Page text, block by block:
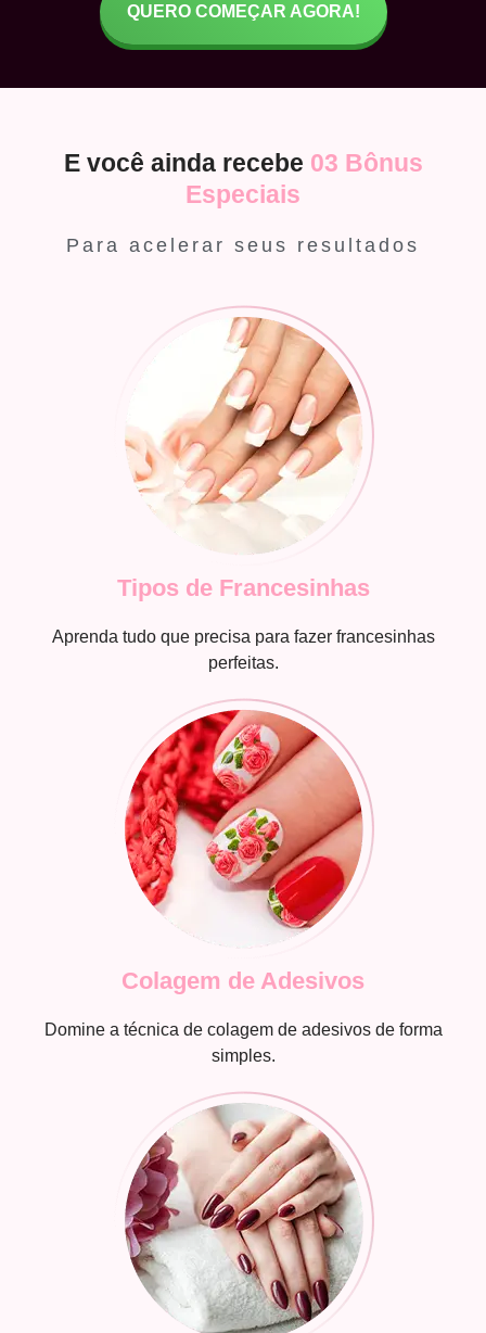
QUERO COMEÇAR AGORA!
E você ainda recebe 03 Bônus
Especiais
Para acelerar seus resultados
Tipos de Francesinhas
Aprenda tudo que precisa para fazer francesinhas
perfeitas.
Colagem de Adesivos
Domine a técnica de colagem de adesivos de forma
simples.